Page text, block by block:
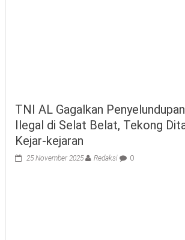
TNI AL Gagalkan
Ilegal di Selat Belat, Tekong
Kejar-kejaran
25 November 2025 Redaksi 0